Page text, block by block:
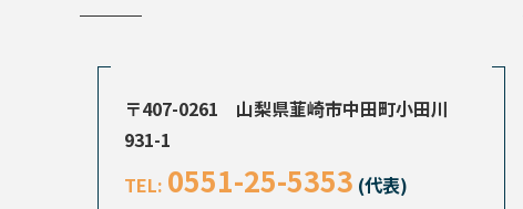
〒407-0261 山梨県韮崎市中田町小田川
931-1
TEL: 0551-25-5353 (代表)